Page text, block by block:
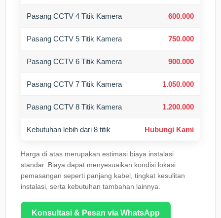
Pasang CCTV 4 Titik Kamera 600.000
Pasang CCTV 5 Titik Kamera 750.000
Pasang CCTV 6 Titik Kamera 900.000
Pasang CCTV 7 Titik Kamera 1.050.000
Pasang CCTV 8 Titik Kamera 1.200.000
Kebutuhan lebih dari 8 titik Hubungi Kami
Harga di atas merupakan estimasi biaya instalasi
standar. Biaya dapat menyesuaikan kondisi lokasi
pemasangan seperti panjang kabel, tingkat kesulitan
instalasi, serta kebutuhan tambahan lainnya.
Konsultasi & Pesan via WhatsApp